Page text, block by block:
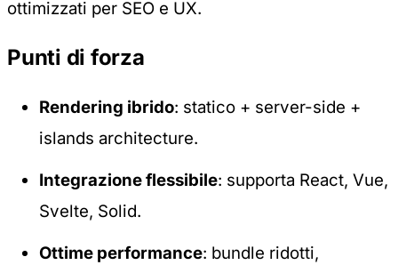
ottimizzati per SEO e UX.
Punti di forza
Rendering ibrido: statico + server-side +
islands architecture.
Integrazione flessibile: supporta React, Vue,
Svelte, Solid.
Ottime performance: bundle ridotti,